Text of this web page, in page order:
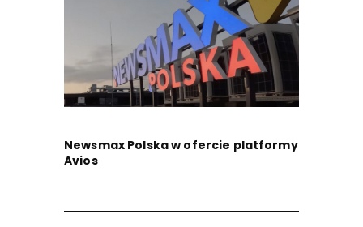
Newsmax Polska w ofercie platformy
Avios